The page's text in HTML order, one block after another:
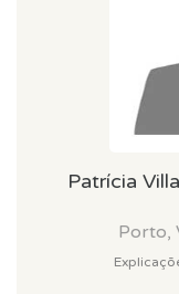
Patrícia
Porto,